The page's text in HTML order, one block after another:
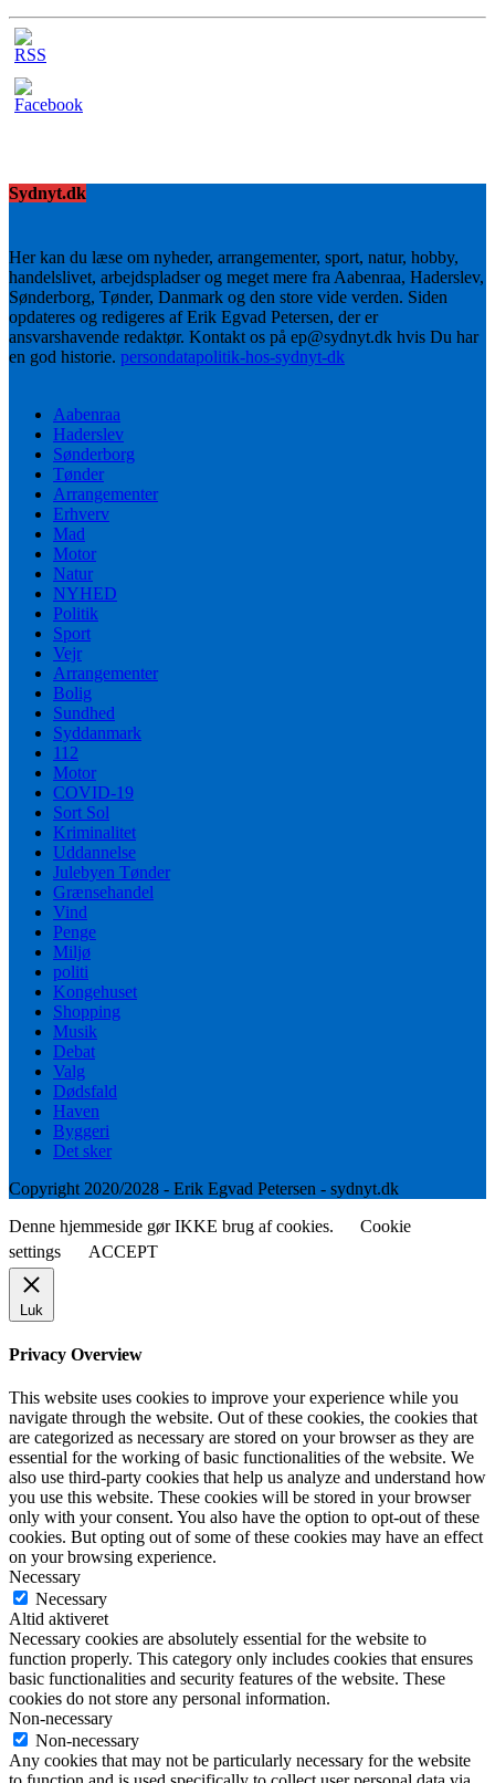
Sydnyt.dk
Her kan du læse om nyheder, arrangementer, sport, natur, hobby,
handelslivet, arbejdspladser og meget mere fra Aabenraa, Haderslev,
Sønderborg, Tønder, Danmark og den store vide verden. Siden
opdateres og redigeres af Erik Egvad Petersen, der er
ansvarshavende redaktør. Kontakt os på ep@sydnyt.dk hvis Du har
en god historie. persondatapolitik-hos-sydnyt-dk
Aabenraa
Haderslev
Sønderborg
Tønder
Arrangementer
Erhverv
Mad
Motor
Natur
NYHED
Politik
Sport
Vejr
Arrangementer
Bolig
Sundhed
Syddanmark
112
Motor
COVID-19
Sort Sol
Kriminalitet
Uddannelse
Julebyen Tønder
Grænsehandel
Vind
Penge
Miljø
politi
Kongehuset
Shopping
Musik
Debat
Valg
Dødsfald
Haven
Byggeri
Det sker
Copyright 2020/2028 - Erik Egvad Petersen - sydnyt.dk
Denne hjemmeside gør IKKE brug af cookies.
Cookie
settings
ACCEPT
Luk
Privacy Overview
This website uses cookies to improve your experience while you
navigate through the website. Out of these cookies, the cookies that
are categorized as necessary are stored on your browser as they are
essential for the working of basic functionalities of the website. We
also use third-party cookies that help us analyze and understand how
you use this website. These cookies will be stored in your browser
only with your consent. You also have the option to opt-out of these
cookies. But opting out of some of these cookies may have an effect
on your browsing experience.
Necessary
Necessary
Altid aktiveret
Necessary cookies are absolutely essential for the website to
function properly. This category only includes cookies that ensures
basic functionalities and security features of the website. These
cookies do not store any personal information.
Non-necessary
Non-necessary
Any cookies that may not be particularly necessary for the website